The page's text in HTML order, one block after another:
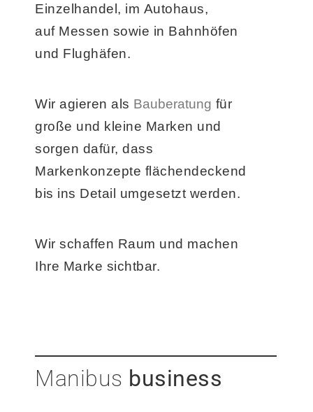
Einzelhandel, im Autohaus,
auf Messen sowie in Bahnhöfen
und Flughäfen.
Wir agieren als Bauberatung für
große und kleine Marken und
sorgen dafür, dass
Markenkonzepte flächendeckend
bis ins Detail umgesetzt werden.
Wir schaffen Raum und machen
Ihre Marke sichtbar.
Manibus business